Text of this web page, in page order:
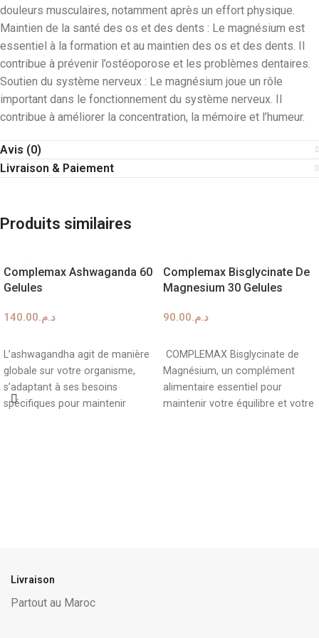
douleurs musculaires, notamment après un effort physique.
Maintien de la santé des os et des dents : Le magnésium est
essentiel à la formation et au maintien des os et des dents. Il
contribue à prévenir l’ostéoporose et les problèmes dentaires.
Soutien du système nerveux : Le magnésium joue un rôle
important dans le fonctionnement du système nerveux. Il
contribue à améliorer la concentration, la mémoire et l’humeur.
Avis (0)
Livraison & Paiement
Produits similaires
Complemax Ashwaganda 60
Gelules
د.م.140.00
L’ashwagandha agit de manière
globale sur votre organisme,
s’adaptant à ses besoins
spécifiques pour maintenir
Complemax Bisglycinate De
Magnesium 30 Gelules
د.م.90.00
COMPLEMAX Bisglycinate de
Magnésium, un complément
alimentaire essentiel pour
maintenir votre équilibre et votre
Livraison
Partout au Maroc